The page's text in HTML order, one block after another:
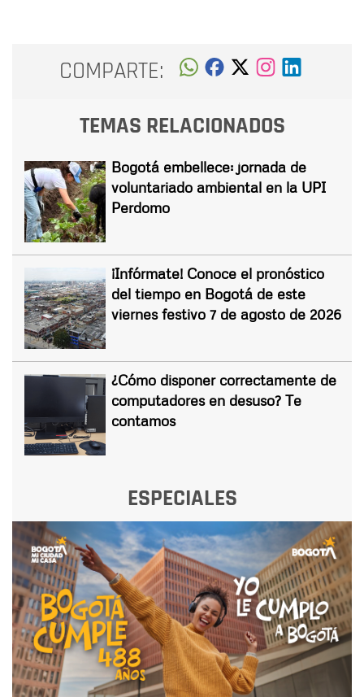
COMPARTE:
TEMAS RELACIONADOS
Bogotá embellece: jornada de
voluntariado ambiental en la UPI
Perdomo
¡Infórmate! Conoce el pronóstico
del tiempo en Bogotá de este
viernes festivo 7 de agosto de 2026
¿Cómo disponer correctamente de
computadores en desuso? Te
contamos
ESPECIALES